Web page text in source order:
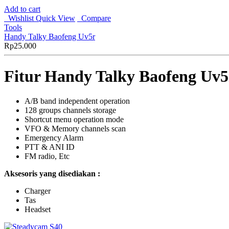
Add to cart
Wishlist Quick View
Compare
Tools
Handy Talky Baofeng Uv5r
Rp25.000
Fitur Handy Talky Baofeng
A/B band independent operation
128 groups channels storage
Shortcut menu operation mode
VFO & Memory channels scan
Emergency Alarm
PTT & ANI ID
FM radio, Etc
Aksesoris yang disediakan :
Charger
Tas
Headset